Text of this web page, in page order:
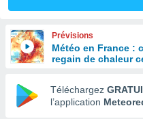
en
Prévisions
Météo en France :
regain de chaleur
Téléchargez
l’application